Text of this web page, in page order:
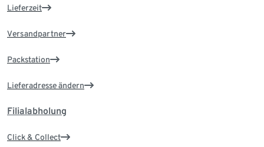
Lieferzeit
Versandpartner
Packstation
Lieferadresse ändern
Filialabholung
Click & Collect